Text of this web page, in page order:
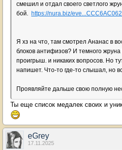
смешил и отдал своего светлого
бой. https://nura.biz/
Я хз на что, там смотрел Ананас в
блоков антифизов? И темного
проигрыш. и никаких вопросов. Но
напишет. Что-то где-то слышал, но
Проявляйте дальше свою полную
Ты еще список медалек своих и
eGrey
17.11.2025